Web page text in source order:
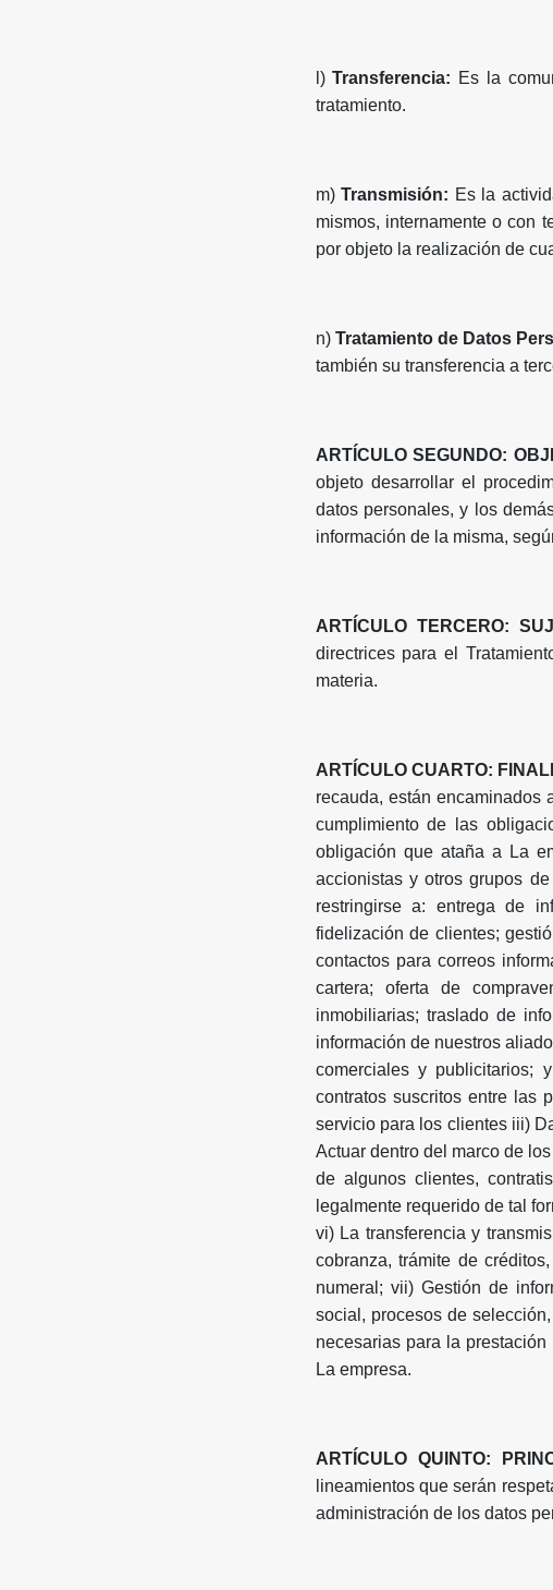
l)Transferencia: Es la
tratamiento.
m)Transmisión: Es la
mismos, internamente o con
por objeto la realización de
n) Tratamiento de Datos
también su transferencia a
ARTÍCULO SEGUNDO:
objeto desarrollar el
datos personales, y los
información de la misma,
ARTÍCULO TERCERO:
directrices para el
materia.
ARTÍCULO CUARTO:
recauda, están encaminados
cumplimiento de las
obligación que ataña a La
accionistas y otros grupos
restringirse a: entrega de
fidelización de clientes;
contactos para correos
cartera; oferta de
inmobiliarias; traslado de
información de nuestros
comerciales y publicitarios;
contratos suscritos entre las
servicio para los clientes iii)
Actuar dentro del marco de
de algunos clientes,
legalmente requerido de tal
vi) La transferencia y
cobranza, trámite de
numeral; vii) Gestión de
social, procesos de
necesarias para la
La empresa.
ARTÍCULO QUINTO:
lineamientos que serán
administración de los datos